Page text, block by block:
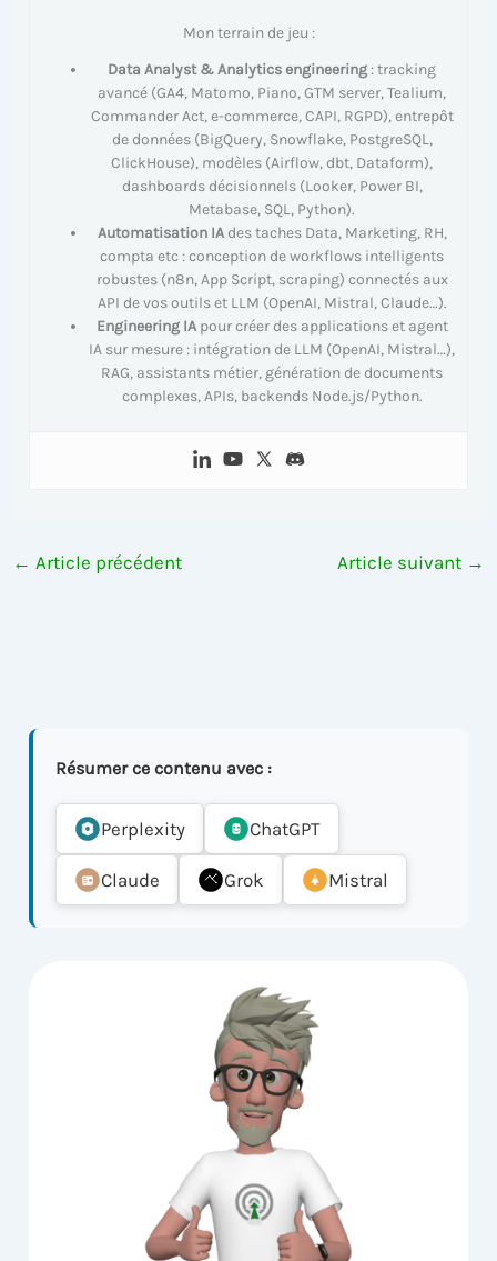
Mon terrain de jeu :
Data Analyst & Analytics engineering: tracking
avancé (GA4, Matomo, Piano, GTM server, Tealium,
Commander Act, e-commerce, CAPI, RGPD), entrepôt
de données (BigQuery, Snowflake, PostgreSQL,
ClickHouse), modèles (Airflow, dbt, Dataform),
dashboards décisionnels (Looker, Power BI,
Metabase, SQL, Python).
Automatisation IAdes taches Data, Marketing, RH,
compta etc : conception de workflows intelligents
robustes (n8n, App Script, scraping) connectés aux
API de vos outils et LLM (OpenAI, Mistral, Claude…).
Engineering IApour créer des applications et agent
IA sur mesure : intégration de LLM (OpenAI, Mistral…),
RAG, assistants métier, génération de documents
complexes, APIs, backends Node.js/Python.
← Article précédent Article suivant →
Résumer ce contenu avec :
Perplexity ChatGPT
Claude Grok Mistral